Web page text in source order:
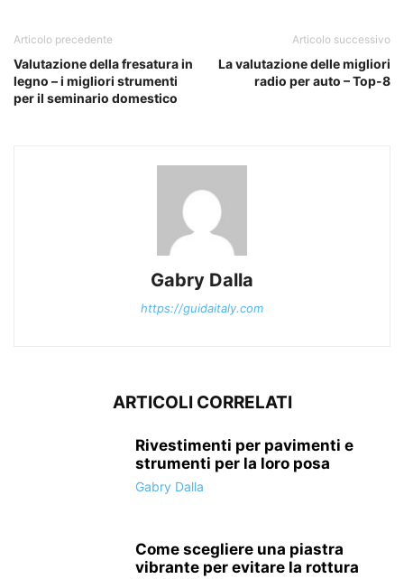
Articolo precedente
Valutazione della fresatura in
legno – i migliori strumenti
per il seminario domestico
Articolo successivo
La valutazione delle migliori
radio per auto – Top-8
Gabry Dalla
https://guidaitaly.com
ARTICOLI CORRELATI
Rivestimenti per pavimenti e
strumenti per la loro posa
Gabry Dalla
Come scegliere una piastra
vibrante per evitare la rottura